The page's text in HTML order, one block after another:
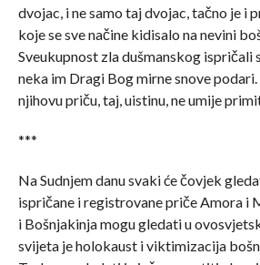
dvojac, i ne samo taj dvojac, tačno je i
koje se sve načine kidisalo na nevini
Sveukupnost zla dušmanskog ispričali
neka im Dragi Bog mirne snove podari.
njihovu priču, taj, uistinu, ne umije
***
Na Sudnjem danu svaki će čovjek
ispričane i registrovane priče Amora i
i Bošnjakinja mogu gledati u
svijeta je holokaust i viktimizacija